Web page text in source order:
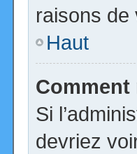
raisons de
Haut
Comment
Si
devriez